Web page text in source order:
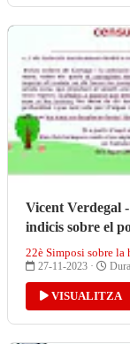
Vicent Verdegal
indicis sobre el
22è Simposi sobre la
27-11-2023 ·
VISUALITZA